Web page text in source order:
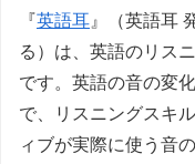
『英語耳 』（英語耳
る）は、英語のリス
です。英語の音の変
で、リスニングスキ
ィブが実際に使う音